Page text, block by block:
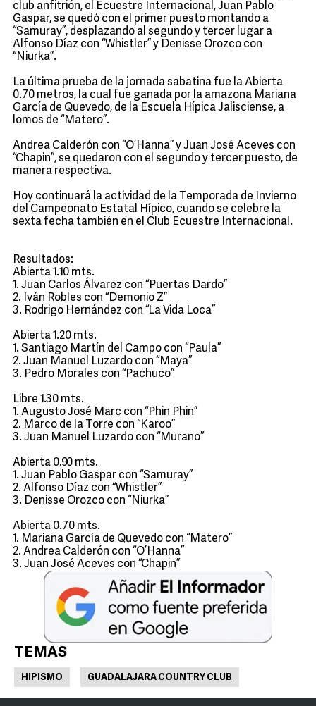
club anfitrión, el Ecuestre Internacional, Juan Pablo
Gaspar, se quedó con el primer puesto montando a
“Samuray”, desplazando al segundo y tercer lugar a
Alfonso Díaz con “Whistler” y Denisse Orozco con
“Niurka”.
La última prueba de la jornada sabatina fue la Abierta
0.70 metros, la cual fue ganada por la amazona Mariana
García de Quevedo, de la Escuela Hípica Jalisciense, a
lomos de “Matero”.
Andrea Calderón con “O’Hanna” y Juan José Aceves con
“Chapin”, se quedaron con el segundo y tercer puesto, de
manera respectiva.
Hoy continuará la actividad de la Temporada de Invierno
del Campeonato Estatal Hípico, cuando se celebre la
sexta fecha también en el Club Ecuestre Internacional.
Resultados:
Abierta 1.10 mts.
1. Juan Carlos Álvarez con “Puertas Dardo”
2. Iván Robles con “Demonio Z”
3. Rodrigo Hernández con “La Vida Loca”
Abierta 1.20 mts.
1. Santiago Martín del Campo con “Paula”
2. Juan Manuel Luzardo con “Maya”
3. Pedro Morales con “Pachuco”
Libre 1.30 mts.
1. Augusto José Marc con “Phin Phin”
2. Marco de la Torre con “Karoo”
3. Juan Manuel Luzardo con “Murano”
Abierta 0.90 mts.
1. Juan Pablo Gaspar con “Samuray”
2. Alfonso Díaz con “Whistler”
3. Denisse Orozco con “Niurka”
Abierta 0.70 mts.
1. Mariana García de Quevedo con “Matero”
2. Andrea Calderón con “O’Hanna”
3. Juan José Aceves con “Chapin”
TEMAS
HIPISMO GUADALAJARA COUNTRY CLUB